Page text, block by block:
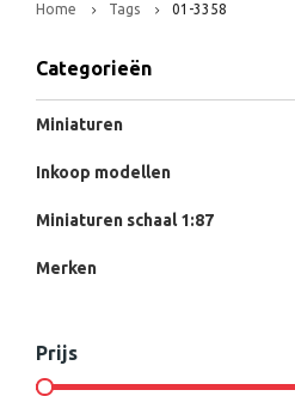
Home Tags 01-3358
Categorieën
Miniaturen
Inkoop modellen
Miniaturen schaal 1:87
Merken
Prijs